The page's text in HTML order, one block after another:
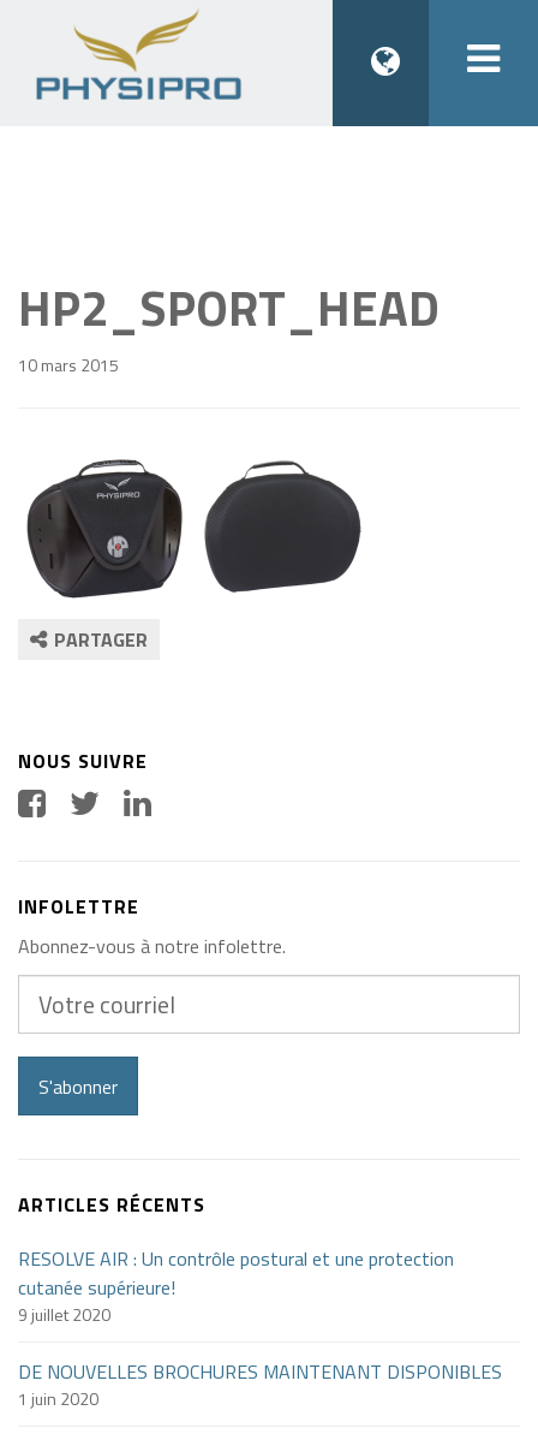
HP2_SPORT_HEAD
10 mars 2015
PARTAGER
NOUS SUIVRE
INFOLETTRE
Abonnez-vous à notre infolettre.
courriel
S'abonner
ARTICLES RÉCENTS
RESOLVE AIR : Un contrôle postural et une protection
cutanée supérieure!
9 juillet 2020
DE NOUVELLES BROCHURES MAINTENANT DISPONIBLES
1 juin 2020